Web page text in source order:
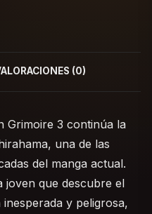
(0)
Grimoire 3 continúa la
una de las
del manga actual.
joven que descubre el
y peligrosa,